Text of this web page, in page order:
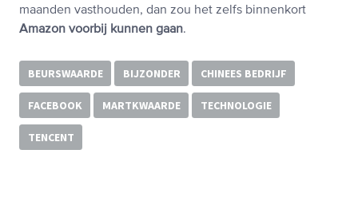
maanden vasthouden, dan zou het zelfs binnenkort
Amazon voorbij kunnen gaan.
BEURSWAARDE BIJZONDER CHINEES BEDRIJF
FACEBOOK MARTKWAARDE TECHNOLOGIE
TENCENT